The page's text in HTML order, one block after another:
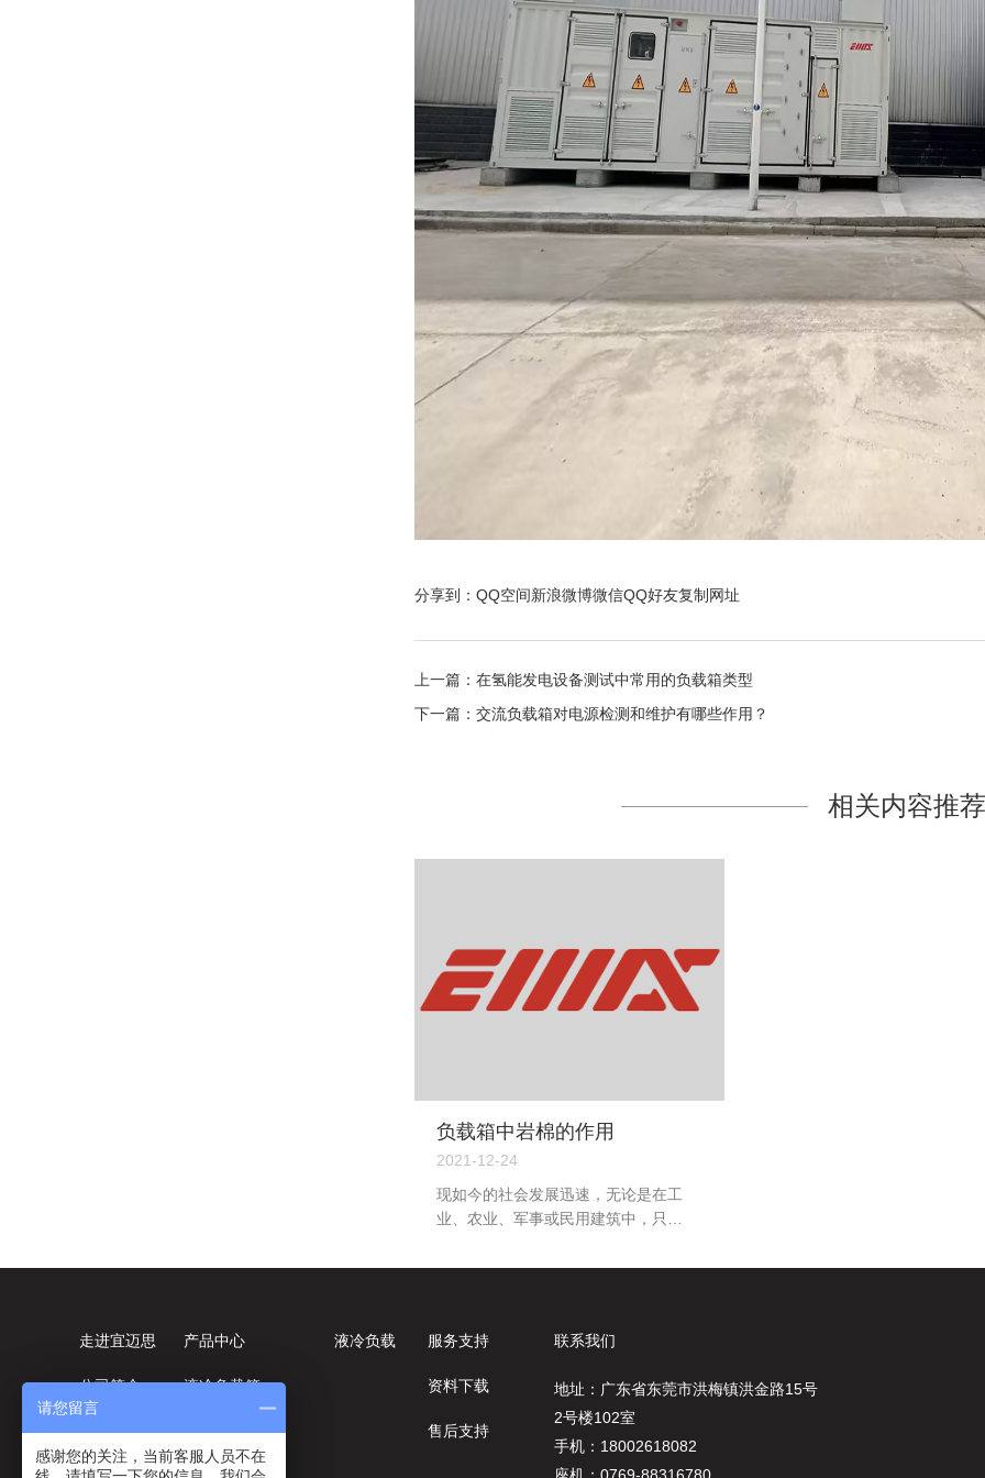
分享到： QQ空间新浪微博微信QQ好友复制网址
上一篇： 在氢能发电设备测试中常用的负载箱类型
下一篇： 交流负载箱对电源检测和维护有哪些作用？
相关内容推荐
负载箱中岩棉的作用
2021-12-24
现如今的社会发展迅速，无论是在工
业、农业、军事或民用建筑中，只要
岩棉板的主要用途如下： 岩棉主要用
的。 工业上的岩棉保温主要被广泛应
业设备中，也可用于船舶的舱壁和天
花板的保温、防火阻燃。岩棉卷毡主
要是用在形状复杂、工作温度比较高
走进宜迈思
公司简介
企业文化
产品中心
液冷负载箱
盘柜式负载箱
液冷负载 服务支持
资料下载
售后支持
联系我们
地址：广东省东莞市洪梅镇洪金路15号
2号楼102室
手机：18002618082
请您留言
感谢您的关注，当前客服人员不在